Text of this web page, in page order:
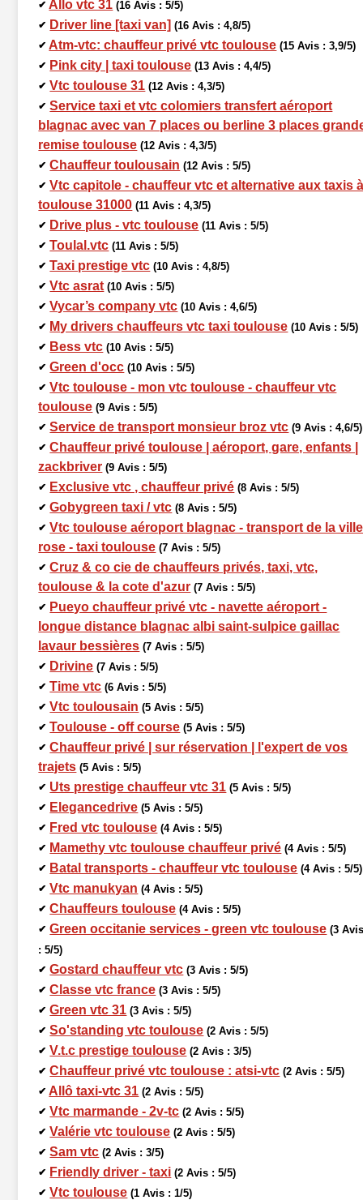
✔ Allo vtc 31 (16 Avis : 5/5)
✔ Driver line [taxi van] (16 Avis : 4,8/5)
✔ Atm-vtc: chauffeur privé vtc toulouse (15 Avis : 3,9/5)
✔ Pink city | taxi toulouse (13 Avis : 4,4/5)
✔ Vtc toulouse 31 (12 Avis : 4,3/5)
✔ Service taxi et vtc colomiers transfert aéroport
blagnac avec van 7 places ou berline 3 places
remise toulouse (12 Avis : 4,3/5)
✔ Chauffeur toulousain (12 Avis : 5/5)
✔ Vtc capitole - chauffeur vtc et alternative aux taxis
toulouse 31000 (11 Avis : 4,3/5)
✔ Drive plus - vtc toulouse (11 Avis : 5/5)
✔ Toulal.vtc (11 Avis : 5/5)
✔ Taxi prestige vtc (10 Avis : 4,8/5)
✔ Vtc asrat (10 Avis : 5/5)
✔ Vycar’s company vtc (10 Avis : 4,6/5)
✔ My drivers chauffeurs vtc taxi toulouse (10 Avis : 5/5)
✔ Bess vtc (10 Avis : 5/5)
✔ Green d'occ (10 Avis : 5/5)
✔ Vtc toulouse - mon vtc toulouse - chauffeur vtc
toulouse (9 Avis : 5/5)
✔ Service de transport monsieur broz vtc (9 Avis : 4,6/5)
✔ Chauffeur privé toulouse | aéroport, gare, enfants |
zackbriver (9 Avis : 5/5)
✔ Exclusive vtc , chauffeur privé (8 Avis : 5/5)
✔ Gobygreen taxi / vtc (8 Avis : 5/5)
✔ Vtc toulouse aéroport blagnac - transport de la ville
rose - taxi toulouse (7 Avis : 5/5)
✔ Cruz & co cie de chauffeurs privés, taxi, vtc,
toulouse & la cote d'azur (7 Avis : 5/5)
✔ Pueyo chauffeur privé vtc - navette aéroport -
longue distance blagnac albi saint-sulpice gaillac
lavaur bessières (7 Avis : 5/5)
✔ Drivine (7 Avis : 5/5)
✔ Time vtc (6 Avis : 5/5)
✔ Vtc toulousain (5 Avis : 5/5)
✔ Toulouse - off course (5 Avis : 5/5)
✔ Chauffeur privé | sur réservation | l'expert de vos
trajets (5 Avis : 5/5)
✔ Uts prestige chauffeur vtc 31 (5 Avis : 5/5)
✔ Elegancedrive (5 Avis : 5/5)
✔ Fred vtc toulouse (4 Avis : 5/5)
✔ Mamethy vtc toulouse chauffeur privé (4 Avis : 5/5)
✔ Batal transports - chauffeur vtc toulouse (4 Avis : 5/5)
✔ Vtc manukyan (4 Avis : 5/5)
✔ Chauffeurs toulouse (4 Avis : 5/5)
✔ Green occitanie services - green vtc toulouse (3
: 5/5)
✔ Gostard chauffeur vtc (3 Avis : 5/5)
✔ Classe vtc france (3 Avis : 5/5)
✔ Green vtc 31 (3 Avis : 5/5)
✔ So'standing vtc toulouse (2 Avis : 5/5)
✔ V.t.c prestige toulouse (2 Avis : 3/5)
✔ Chauffeur privé vtc toulouse : atsi-vtc (2 Avis : 5/5)
✔ Allô taxi-vtc 31 (2 Avis : 5/5)
✔ Vtc marmande - 2v-tc (2 Avis : 5/5)
✔ Valérie vtc toulouse (2 Avis : 5/5)
✔ Sam vtc (2 Avis : 3/5)
✔ Friendly driver - taxi (2 Avis : 5/5)
✔ Vtc toulouse (1 Avis : 1/5)